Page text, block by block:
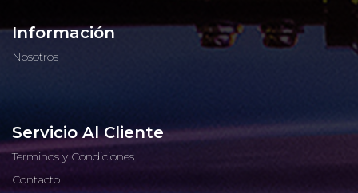
Información
Nosotros
Servicio Al Cliente
Terminos y Condiciones
Contacto